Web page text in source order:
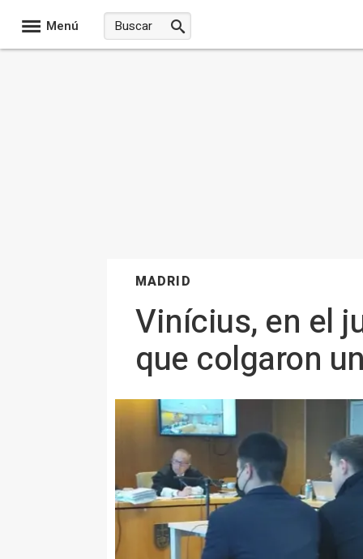
Menú
MADRID
Vinícius, en el
que colgaron